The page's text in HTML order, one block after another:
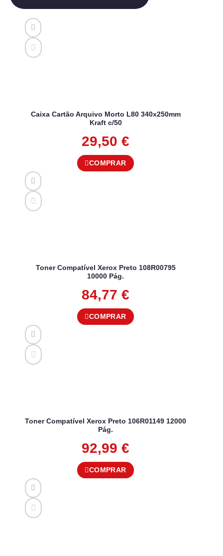
Caixa Cartão Arquivo Morto L80 340x250mm
Kraft c/50
29,50 €
COMPRAR
Toner Compatível Xerox Preto 108R00795
10000 Pág.
84,77 €
COMPRAR
Toner Compatível Xerox Preto 106R01149 12000
Pág.
92,99 €
COMPRAR